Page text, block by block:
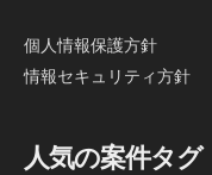
個人情報保護方針
情報セキュリティ方針
人気の案件タグ